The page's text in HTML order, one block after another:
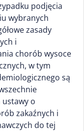
podjęcia
wybranych
zasady
i
chorób wysoce
w tym
są
o
zakaźnych i
do tej